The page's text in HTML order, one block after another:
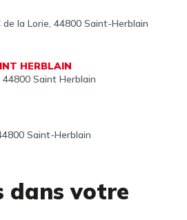
de la Lorie, 44800 Saint-Herblain
HERBLAIN
44800 Saint Herblain
Saint-Herblain
dans votre